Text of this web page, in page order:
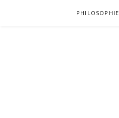
PHILOSOPHIE